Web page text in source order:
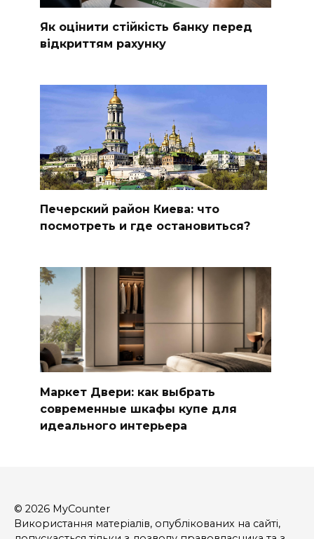
Як оцінити стійкість банку перед
відкриттям рахунку
Печерский район Киева: что
посмотреть и где остановиться?
Маркет Двери: как выбрать
современные шкафы купе для
идеального интерьера
© 2026 MyCounter
Використання матеріалів, опублікованих на сайті,